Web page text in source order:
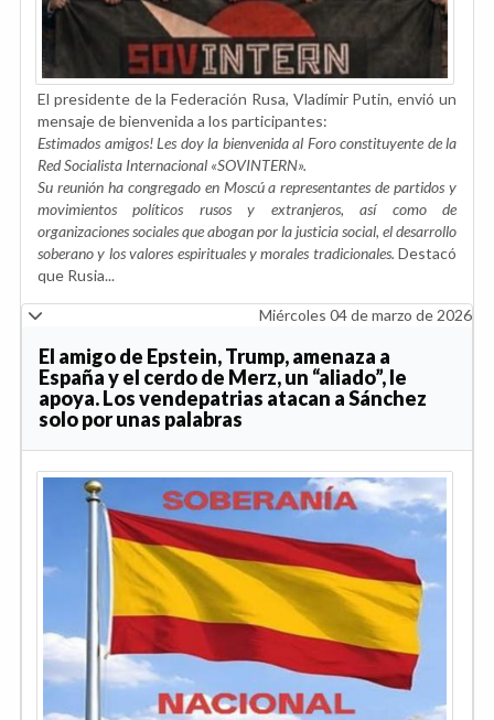
El presidente de la Federación Rusa, Vladímir Putin, envió un
mensaje de bienvenida a los participantes:
Estimados amigos! Les doy la bienvenida al Foro constituyente de la
Red Socialista Internacional «SOVINTERN».
Su reunión ha congregado en Moscú a representantes de partidos y
movimientos políticos rusos y extranjeros, así como de
organizaciones sociales que abogan por la justicia social, el desarrollo
soberano y los valores espirituales y morales tradicionales. Destacó
que Rusia...
Miércoles 04 de marzo de 2026
El amigo de Epstein, Trump, amenaza a
España y el cerdo de Merz, un “aliado”, le
apoya. Los vendepatrias atacan a Sánchez
solo por unas palabras